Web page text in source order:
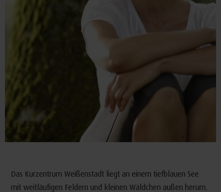
Das Kurzentrum Weißenstadt liegt an einem tiefblauen See
mit weitläufigen Feldern und kleinen Wäldchen außen herum.